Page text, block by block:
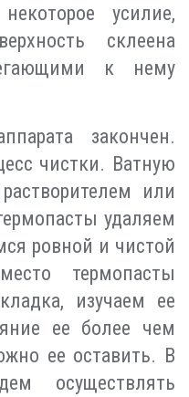
усилие,
склеена
к нему
закончен.
чистки. Ватную
или
удаляем
ровной и чистой
термопасты
изучаем ее
ее более чем
ее оставить. В
осуществлять